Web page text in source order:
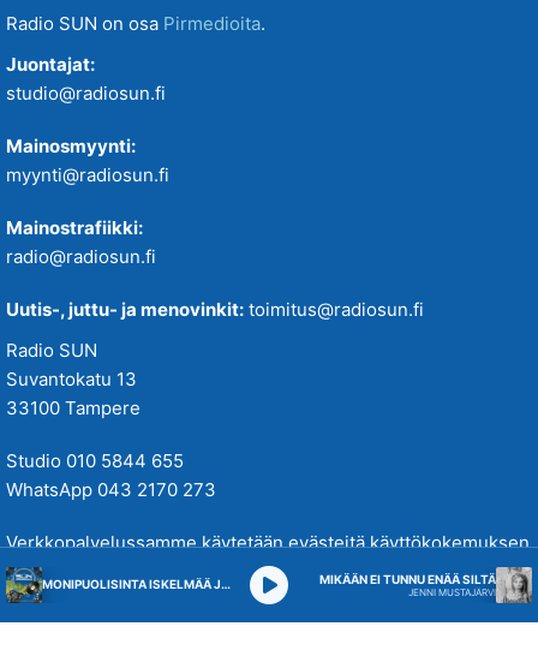
Radio SUN on osa Pirmedioita.
Juontajat:
studio@radiosun.fi
Mainosmyynti:
myynti@radiosun.fi
Mainostrafiikki:
radio@radiosun.fi
Uutis-, juttu- ja menovinkit: toimitus@radiosun.fi
Radio SUN
Suvantokatu 13
33100 Tampere
Studio 010 5844 655
WhatsApp 043 2170 273
Verkkopalvelussamme käytetään evästeitä käyttökokemuksen
parantamiseksi. Tutustu tietosuojakäytäntöihimmetäällä.
MONIPUOLISINTA ISKELMÄÄ JA PARASTA POPPIA MIKÄÄN EI TUNNU ENÄÄ SILTÄ
JENNI MUSTAJÄRVI